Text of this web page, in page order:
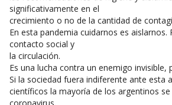
significativamente en el
crecimiento o no de la cantidad de
En esta pandemia cuidarnos es aislarnos.
contacto social y
la circulación.
Es una lucha contra un enemigo invisible,
Si la sociedad fuera indiferente ante esta
científicos la mayoría de los argentinos
coronavirus.